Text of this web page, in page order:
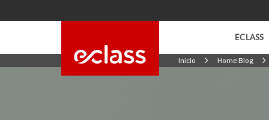
ECLASS
Inicio Home Blog